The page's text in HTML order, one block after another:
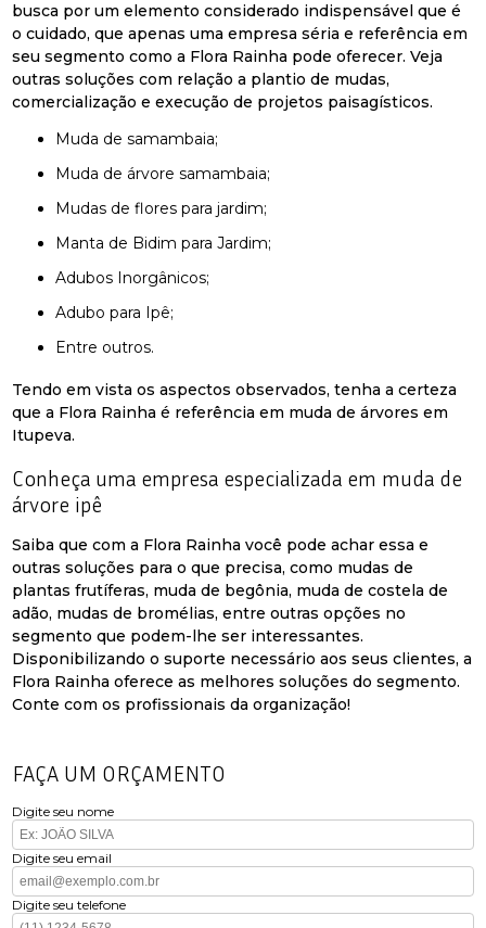
busca por um elemento considerado indispensável que é
o cuidado, que apenas uma empresa séria e referência em
seu segmento como a Flora Rainha pode oferecer. Veja
outras soluções com relação a plantio de mudas,
comercialização e execução de projetos paisagísticos.
muda de samambaia;
muda de árvore samambaia;
mudas de flores para jardim;
Manta de Bidim para Jardim;
Adubos Inorgânicos;
Adubo para Ipê;
entre outros.
Tendo em vista os aspectos observados, tenha a certeza
que a Flora Rainha é referência em muda de árvores em
Itupeva.
Conheça uma empresa especializada em muda de
árvore ipê
Saiba que com a Flora Rainha você pode achar essa e
outras soluções para o que precisa, como mudas de
plantas frutíferas, muda de begônia, muda de costela de
adão, mudas de bromélias, entre outras opções no
segmento que podem-lhe ser interessantes.
Disponibilizando o suporte necessário aos seus clientes, a
Flora Rainha oferece as melhores soluções do segmento.
Conte com os profissionais da organização!
FAÇA UM ORÇAMENTO
Digite seu nome
Digite seu email
Digite seu telefone